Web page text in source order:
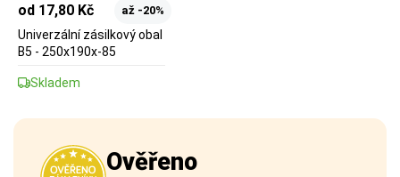
od 17,80 Kč až -20%
Univerzální zásilkový obal
B5 - 250x190x-85
Skladem
Ověřeno